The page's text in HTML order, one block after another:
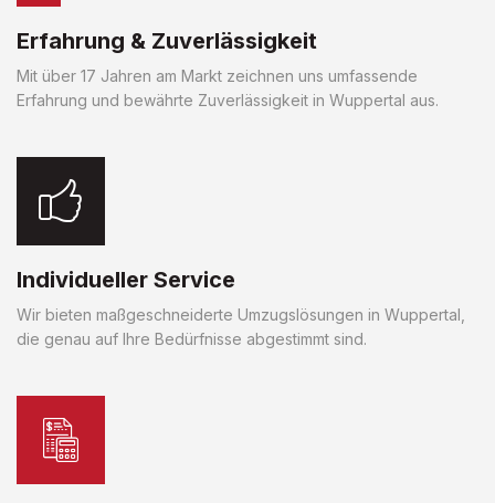
Erfahrung & Zuverlässigkeit
Mit über 17 Jahren am Markt zeichnen uns umfassende
Erfahrung und bewährte Zuverlässigkeit in Wuppertal aus.
Individueller Service
Wir bieten maßgeschneiderte Umzugslösungen in Wuppertal,
die genau auf Ihre Bedürfnisse abgestimmt sind.